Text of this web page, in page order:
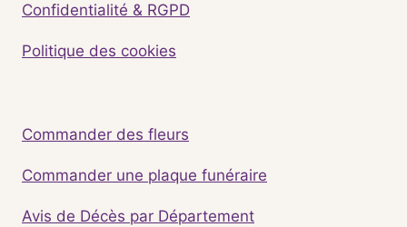
Confidentialité & RGPD
Politique des cookies
Commander des fleurs
Commander une plaque funéraire
Avis de Décès par Département